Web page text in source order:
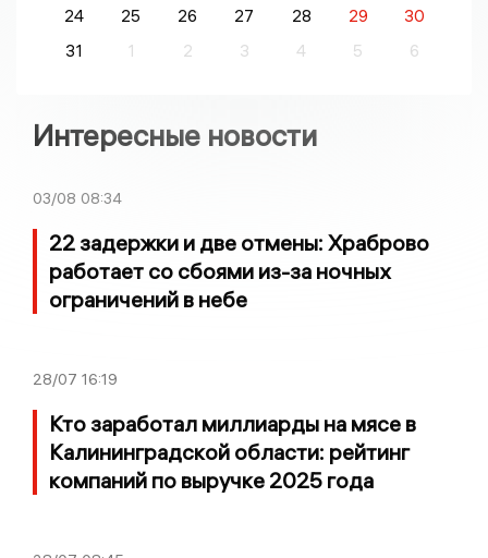
24
25 26 27 28 29
30
31
1 2 3 4 5 6
Интересные новости
03/08 08:34
22 задержки и две отмены: Храброво
работает со сбоями из-за ночных
ограничений в небе
28/07 16:19
Кто заработал миллиарды на мясе в
Калининградской области: рейтинг
компаний по выручке 2025 года